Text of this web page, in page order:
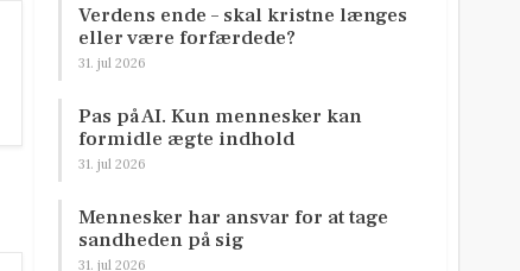
Verdens ende – skal kristne længes
eller være forfærdede?
31. jul 2026
Pas på AI. Kun mennesker kan
formidle ægte indhold
31. jul 2026
Mennesker har ansvar for at tage
sandheden på sig
31. jul 2026